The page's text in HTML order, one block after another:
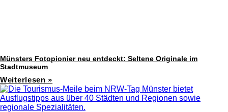
Münsters Fotopionier neu entdeckt: Seltene Originale im
Stadtmuseum
Weiterlesen »